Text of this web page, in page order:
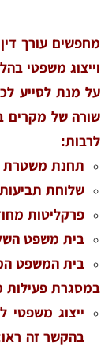
מחפשים עורך
וייצוג משפטי
על מנת לסייע
שורה של מקרים
לרבות:
תחנת משטרת
שלוחת
פרקליטות
בית משפט
בית המשפט
במסגרת פעילות
ייצוג משפטי
בהקשר זה